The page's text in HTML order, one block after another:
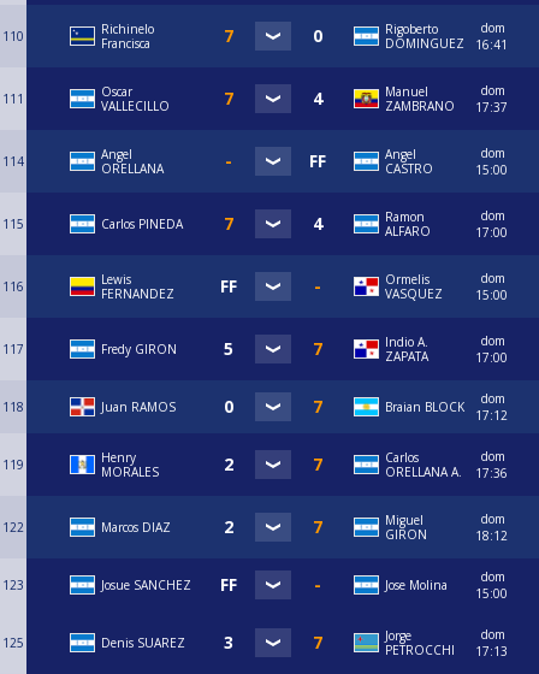
110
Richinelo
Francisca
Rigoberto
DOMINGUEZ
dom
16:41
111
Oscar
VALLECILLO
Manuel
ZAMBRANO
dom
17:37
114
Angel
ORELLANA
Angel
CASTRO
dom
15:00
115 Carlos PINEDA
Ramon
ALFARO
dom
17:00
116
Lewis
FERNANDEZ
Ormelis
VASQUEZ
dom
15:00
117 Fredy GIRON
Indio A.
ZAPATA
dom
17:00
118 Juan RAMOS Braian BLOCK
dom
17:12
119
Henry
MORALES
Carlos
ORELLANA A.
dom
17:36
122 Marcos DIAZ
Miguel
GIRON
dom
18:12
123 Josue SANCHEZ Jose Molina
dom
15:00
125 Denis SUAREZ
Jorge
PETROCCHI
dom
17:13